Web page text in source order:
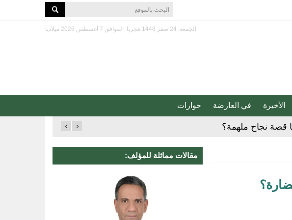
الجمعة, 24 صفر 1448 هجريا, الموافق 7 أغسطس 2026 ميلاديا
الأخيرة في العارضة حوارات
قصة نجاح ملهمة؟
مقالات مماثلة للمؤلف: